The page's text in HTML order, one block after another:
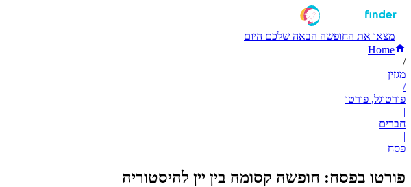
מצאו את החופשה הבאה שלכם היום
Home
/
מגזין
/
פורטוגל, פורטו
|
חברים
|
פסח
פורטו בפסח: חופשה קסומה בין יין להיסטוריה